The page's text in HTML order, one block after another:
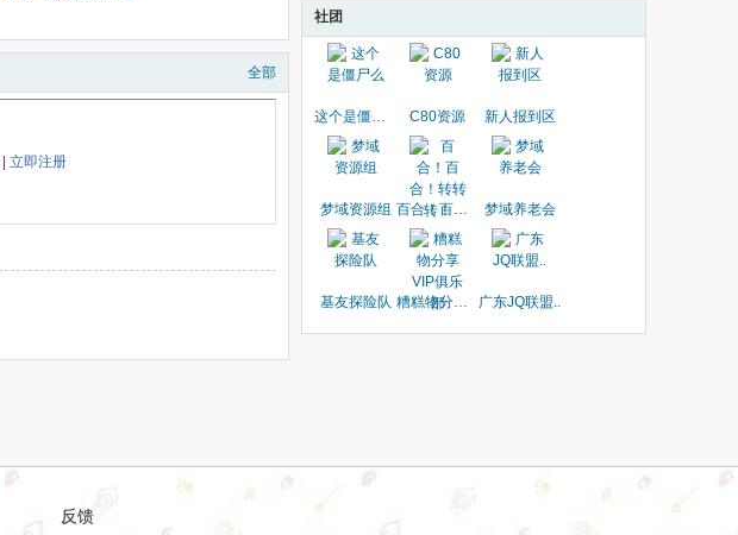
全部
立即注册
社团
这个是僵尸么 C80资源 新人报到区
梦域资源组 百合！百合！转转转！ 梦域养老会
基友探险队 糟糕物分享VIP俱乐部 广东JQ联盟..
反馈